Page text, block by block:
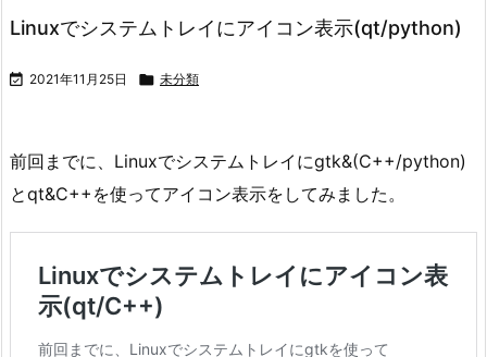
Linuxでシステムトレイにアイコン表示(qt/python)
 2021年11月25日  未分類
前回までに、Linuxでシステムトレイにgtk&(C++/python)
とqt&C++を使ってアイコン表示をしてみました。